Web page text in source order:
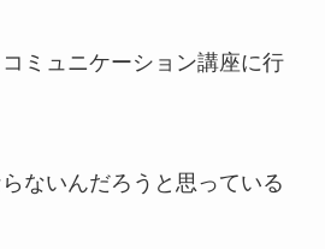
ミュニケーション講座に行
ないんだろうと思っている